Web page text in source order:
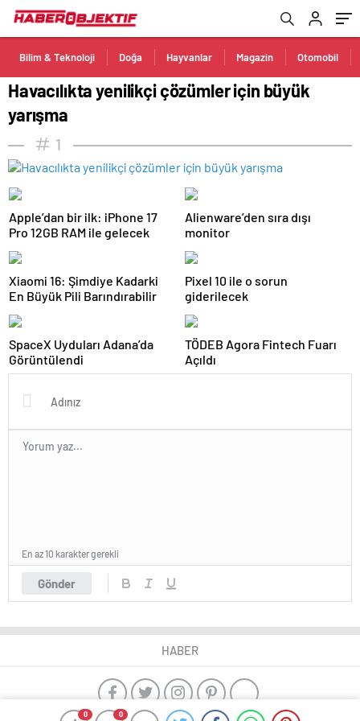
Bilim & Teknoloji Doğa Hayvanlar Magazin Otomobil
Havacılıkta yenilikçi çözümler için büyük
yarışma
1
0 0
Apple’dan bir ilk: iPhone 17
Pro 12GB RAM ile gelecek
Alienware’den sıra dışı
monitor
Xiaomi 16: Şimdiye Kadarki
En Büyük Pili Barındırabilir
Pixel 10 ile o sorun
giderilecek
SpaceX Uyduları Adana’da
Görüntülendi
TÖDEB Agora Fintech Fuarı
Açıldı
Gönder
En az 10 karakter gerekli
HABER